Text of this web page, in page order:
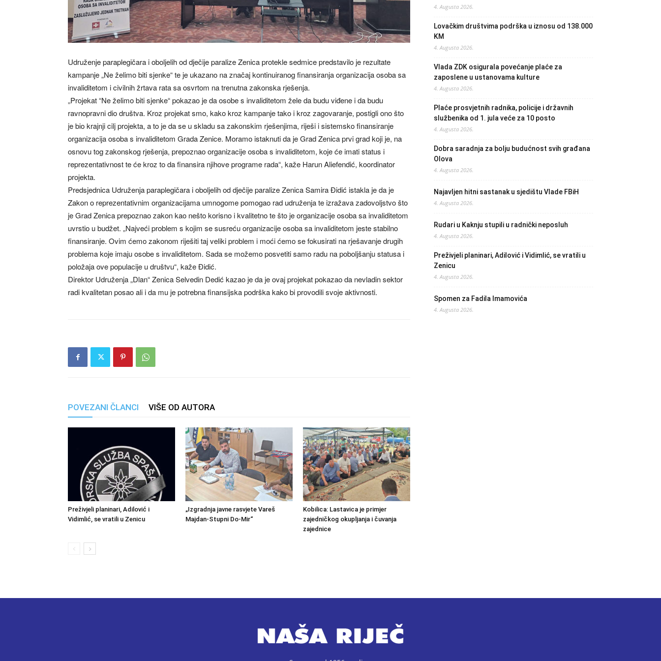
Udruženje paraplegičara i oboljelih od dječije paralize Zenica protekle sedmice predstavilo je rezultate
kampanje „Ne želimo biti sjenke“ te je ukazano na značaj kontinuiranog finansiranja organizacija osoba sa
invaliditetom i civilnih žrtava rata sa osvrtom na trenutna zakonska rješenja.
„Projekat “Ne želimo biti sjenke“ pokazao je da osobe s invaliditetom žele da budu viđene i da budu
ravnopravni dio društva. Kroz projekat smo, kako kroz kampanje tako i kroz zagovaranje, postigli ono što
je bio krajnji cilj projekta, a to je da se u skladu sa zakonskim rješenjima, riješi i sistemsko finansiranje
organizacija osoba s invaliditetom Grada Zenice. Moramo istaknuti da je Grad Zenica prvi grad koji je, na
osnovu tog zakonskog rješenja, prepoznao organizacije osoba s invaliditetom, koje će imati status i
reprezentativnost te će kroz to da finansira njihove programe rada“, kaže Harun Aliefendić, koordinator
projekta.
Predsjednica Udruženja paraplegičara i oboljelih od dječije paralize Zenica Samira Đidić istakla je da je
Zakon o reprezentativnim organizacijama umnogome pomogao rad udruženja te izražava zadovoljstvo što
je Grad Zenica prepoznao zakon kao nešto korisno i kvalitetno te što je organizacije osoba sa invaliditetom
uvrstio u budžet. „Najveći problem s kojim se susreću organizacije osoba sa invaliditetom jeste stabilno
finansiranje. Ovim ćemo zakonom riješiti taj veliki problem i moći ćemo se fokusirati na rješavanje drugih
problema koje imaju osobe s invaliditetom. Sada se možemo posvetiti samo radu na poboljšanju statusa i
položaja ove populacije u društvu“, kaže Đidić.
Direktor Udruženja „Dlan“ Zenica Selvedin Dedić kazao je da je ovaj projekat pokazao da nevladin sektor
radi kvalitetan posao ali i da mu je potrebna finansijska podrška kako bi provodili svoje aktivnosti.
POVEZANI ČLANCI VIŠE OD AUTORA
Preživjeli planinari, Adilović i
Vidimlić, se vratili u Zenicu
„Izgradnja javne rasvjete Vareš
Majdan-Stupni Do-Mir“
Kobilica: Lastavica je primjer
zajedničkog okupljanja i čuvanja
zajednice
4. Augusta 2026.
Lovačkim društvima podrška u iznosu od 138.000
KM
4. Augusta 2026.
Vlada ZDK osigurala povećanje plaće za
zaposlene u ustanovama kulture
4. Augusta 2026.
Plaće prosvjetnih radnika, policije i državnih
službenika od 1. jula veće za 10 posto
4. Augusta 2026.
Dobra saradnja za bolju budućnost svih građana
Olova
4. Augusta 2026.
Najavljen hitni sastanak u sjedištu Vlade FBiH
4. Augusta 2026.
Rudari u Kaknju stupili u radnički neposluh
4. Augusta 2026.
Preživjeli planinari, Adilović i Vidimlić, se vratili u
Zenicu
4. Augusta 2026.
Spomen za Fadila Imamovića
4. Augusta 2026.